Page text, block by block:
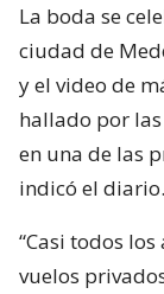
La boda se
ciudad de
y el video de
hallado por
en una de las
indicó el diario.
“Casi todos
vuelos